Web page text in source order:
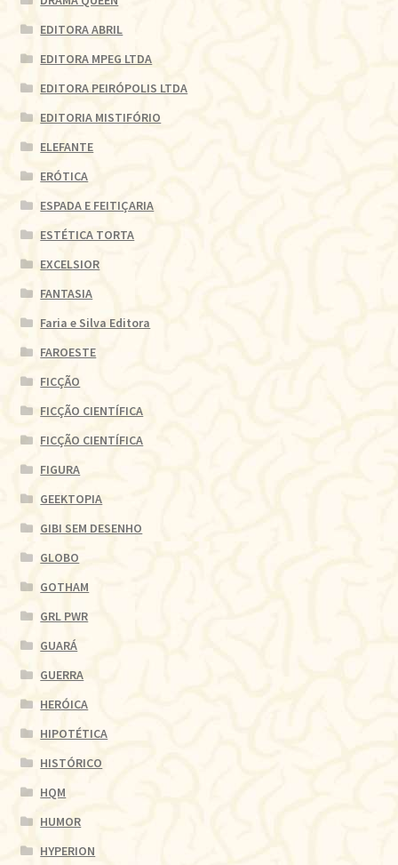
EDITORA ABRIL
EDITORA MPEG LTDA
EDITORA PEIRÓPOLIS LTDA
EDITORIA MISTIFÓRIO
ELEFANTE
ERÓTICA
ESPADA E FEITIÇARIA
ESTÉTICA TORTA
EXCELSIOR
FANTASIA
Faria e Silva Editora
FAROESTE
FICÇÃO
FICÇÃO CIENTÍFICA
FICÇÃO CIENTÍFICA
FIGURA
GEEKTOPIA
GIBI SEM DESENHO
GLOBO
GOTHAM
GRL PWR
GUARÁ
GUERRA
HERÓICA
HIPOTÉTICA
HISTÓRICO
HQM
HUMOR
HYPERION